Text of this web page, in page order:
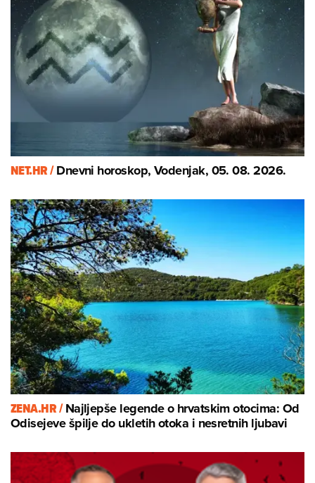
NET.HR /Dnevni horoskop, Vodenjak, 05. 08. 2026.
ZENA.HR /Najljepše legende o hrvatskim otocima: Od
Odisejeve špilje do ukletih otoka i nesretnih ljubavi